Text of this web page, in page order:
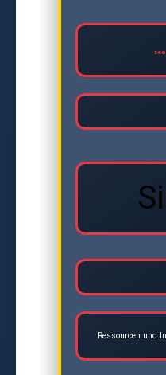
Ressourcen und